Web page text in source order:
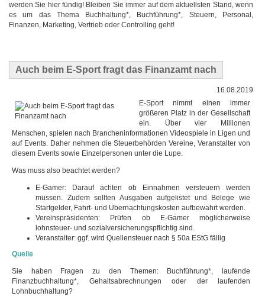
werden Sie hier fündig! Bleiben Sie immer auf dem aktuellsten Stand, wenn
es um das Thema Buchhaltung*, Buchführung*, Steuern, Personal,
Finanzen, Marketing, Vertrieb oder Controlling geht!
Auch beim E-Sport fragt das Finanzamt nach
16.08.2019
E-Sport nimmt einen immer
größeren Platz in der Gesellschaft
ein. Über vier Millionen
Menschen, spielen nach Brancheninformationen Videospiele in Ligen und
auf Events. Daher nehmen die Steuerbehörden Vereine, Veranstalter von
diesem Events sowie Einzelpersonen unter die Lupe.
Was muss also beachtet werden?
E-Gamer: Darauf achten ob Einnahmen versteuern werden
müssen. Zudem sollten Ausgaben aufgelistet und Belege wie
Startgelder, Fahrt- und Übernachtungskosten aufbewahrt werden.
Vereinspräsidenten: Prüfen ob E-Gamer möglicherweise
lohnsteuer- und sozialversicherungspflichtig sind.
Veranstalter: ggf. wird Quellensteuer nach § 50a EStG fällig
Quelle
Sie haben Fragen zu den Themen: Buchführung*, laufende
Finanzbuchhaltung*, Gehaltsabrechnungen oder der laufenden
Lohnbuchhaltung?